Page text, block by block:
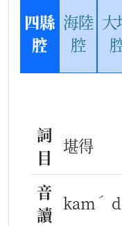
四縣
腔
海陸
腔
大
詞
目
堪得
音
讀
kam ˊ